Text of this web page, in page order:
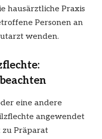
hausärztliche Praxis
Personen an
wenden.
eine andere
angewendet
zu Präparat